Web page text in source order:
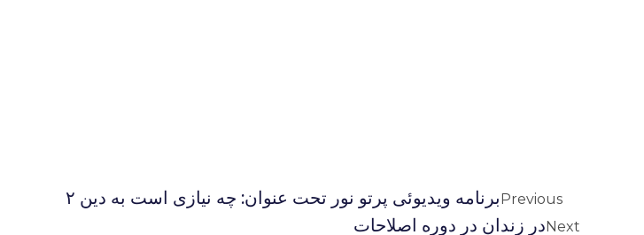
Previousبرنامه ويديوئى پرتو نور تحت عنوان: چه نيازى است به دين ۲
Nextدر زندان در دوره اصلاحات